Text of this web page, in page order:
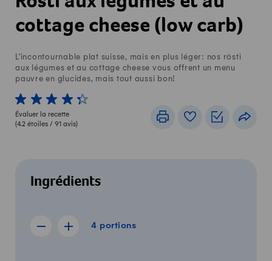
cottage cheese (low carb)
L'incontournable plat suisse, mais en plus léger: nos rösti
aux légumes et au cottage cheese vous offrent un menu
pauvre en glucides, mais tout aussi bon!
1 von 5 étoiles
2 von 5 étoiles
3 von 5 étoiles
4 von 5 étoiles
5 von 5 étoiles
Évaluer la recette
(4.2 étoiles / 91 avis)
ImprimerLivre de recettes
Listes de
Ingrédients
4 portions
Afficher la recette de 3 portions
Afficher la recette de 5 portions
4 portions